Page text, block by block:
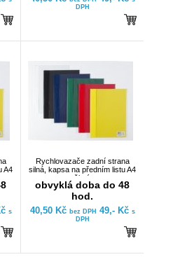
DPH
A4
s
Rychlovazače zadní strana
silná, kapsa na předním listu A4
žlutý
obvyklá doba do 48
hod.
40,50 Kč bez DPH 49,- Kč s
DPH